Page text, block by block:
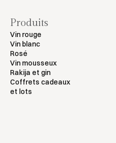
Produits
Vin rouge
Vin blanc
Rosé
Vin mousseux
Rakija et gin
Coffrets cadeaux
et lots